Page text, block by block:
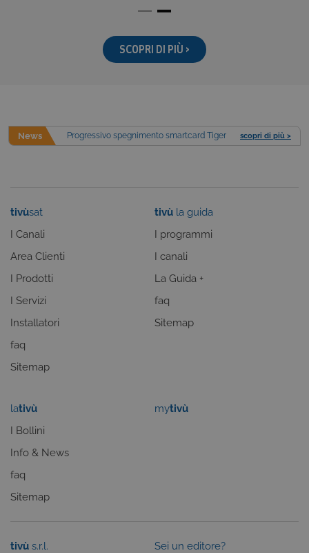
SCOPRI DI PIÙ >
News Progressivo spegnimento smartcard Tiger scopri di più >
tivùsat
I Canali
Area Clienti
I Prodotti
I Servizi
Installatori
faq
Sitemap
tivù la guida
I programmi
I canali
La Guida +
faq
Sitemap
lativù
I Bollini
Info & News
faq
Sitemap
mytivù
tivù s.r.l.
Sei un editore?
CookieConsentPolicy
areaclienti.tivusat.tv
c$CookieConsentPolicy
VISITOR_PRIVACY_METADATA
YouTube
Google Privacy Policy